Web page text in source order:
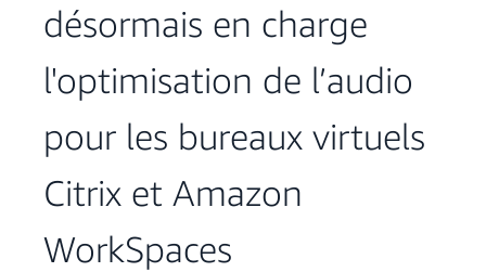
désormais en charge
l'optimisation de l’audio
pour les bureaux virtuels
Citrix et Amazon
WorkSpaces